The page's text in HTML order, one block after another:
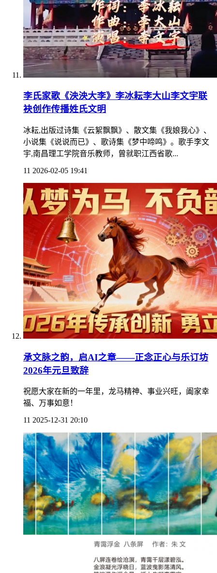
李氏家歌《泱泱大李》李冰耘李大山李文宇联
袂创作传播姓氏文明
冰耘,出版过诗集《云絮飘飘》、散文集《我娘我心》、
小说集《说说而已》、歌诗集《梦中啼鸣》。歌手李文
宇,南昌理工学院音乐教师，曾就职江西省歌...
11 2026-02-05 19:41
承文脉之韵，启AI之章——正念正心与乐订坊
2026年元旦致辞
祝愿大家在新的一年里，龙马精神、事业兴旺，阖家幸
福、万事如意！
11 2025-12-31 20:10